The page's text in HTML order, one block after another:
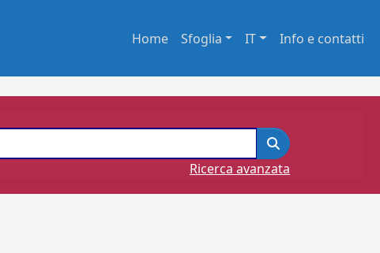
Home Sfoglia IT Info e contatti
Ricerca avanzata